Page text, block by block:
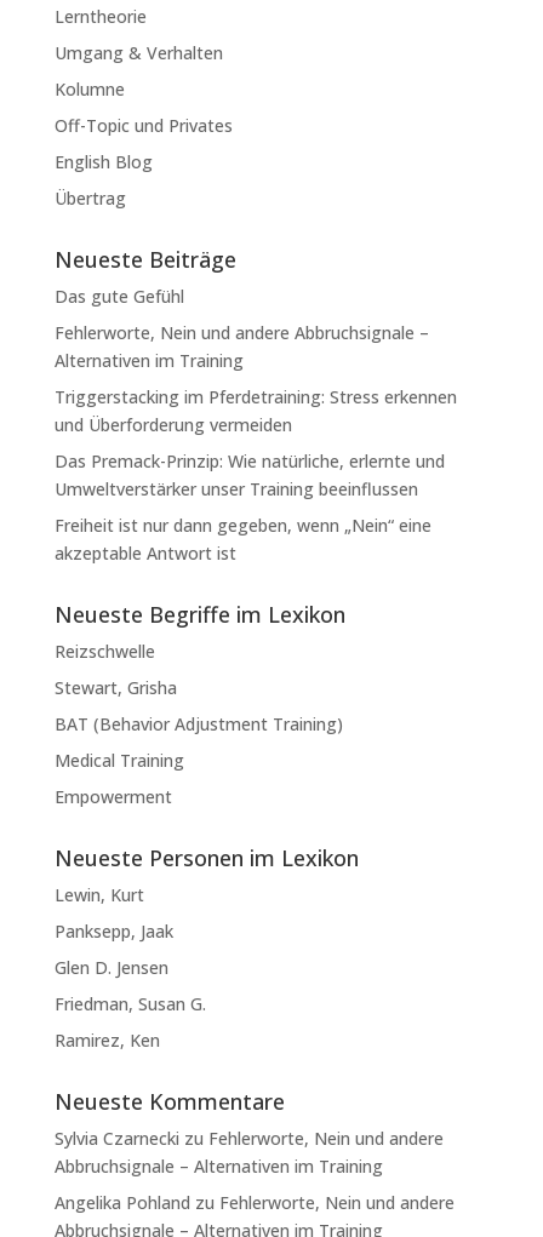
Lerntheorie
Umgang & Verhalten
Kolumne
Off-Topic und Privates
English Blog
Übertrag
Neueste Beiträge
Das gute Gefühl
Fehlerworte, Nein und andere Abbruchsignale –
Alternativen im Training
Triggerstacking im Pferdetraining: Stress erkennen
und Überforderung vermeiden
Das Premack-Prinzip: Wie natürliche, erlernte und
Umweltverstärker unser Training beeinflussen
Freiheit ist nur dann gegeben, wenn „Nein“ eine
akzeptable Antwort ist
Neueste Begriffe im Lexikon
Reizschwelle
Stewart, Grisha
BAT (Behavior Adjustment Training)
Medical Training
Empowerment
Neueste Personen im Lexikon
Lewin, Kurt
Panksepp, Jaak
Glen D. Jensen
Friedman, Susan G.
Ramirez, Ken
Neueste Kommentare
Sylvia Czarnecki zu Fehlerworte, Nein und andere
Abbruchsignale – Alternativen im Training
Angelika Pohland zu Fehlerworte, Nein und andere
Abbruchsignale – Alternativen im Training